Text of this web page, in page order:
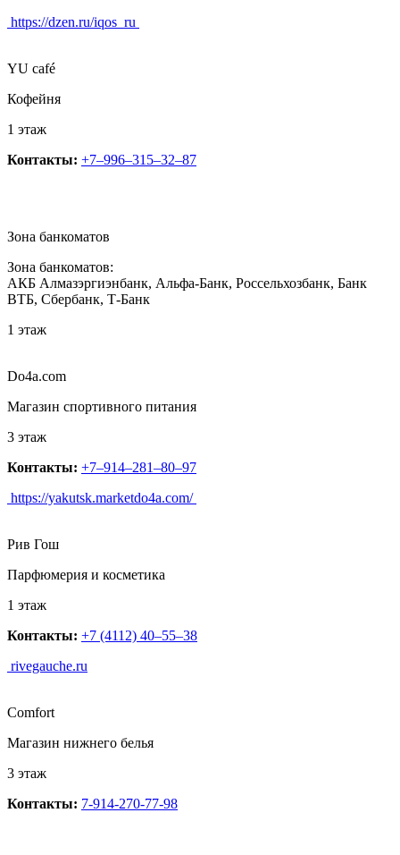
https://dzen.ru/iqos_ru
YU café
Кофейня
1 этаж
Контакты: +7‒996‒315‒32‒87
Зона банкоматов
Зона банкоматов:
АКБ Алмазэргиэнбанк, Альфа-Банк, Россельхозбанк, Банк
ВТБ, Сбербанк, Т-Банк
1 этаж
Do4a.com
Магазин спортивного питания
3 этаж
Контакты: +7‒914‒281‒80‒97
https://yakutsk.marketdo4a.com/
Рив Гош
Парфюмерия и косметика
1 этаж
Контакты: +7 (4112) 40‒55‒38
rivegauche.ru
Comfort
Магазин нижнего белья
3 этаж
Контакты: 7-914-270-77-98